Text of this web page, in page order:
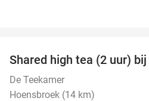
Shared high tea (2 uur)
De Teekamer
Hoensbroek (14 km)